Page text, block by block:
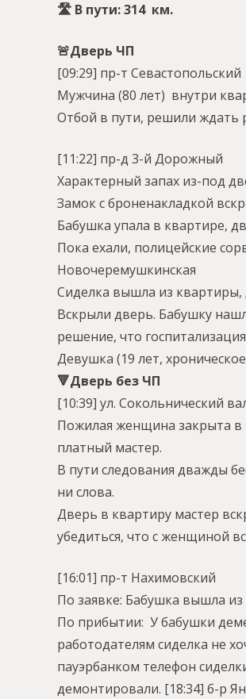
🛣 В пути: 314 км.
🚨Дверь ЧП
[09:29] пр-т Севастопольский
Мужчина (80 лет) внутри
Отбой в пути, решили ждать
[11:22] пр-д 3-й Дорожный
Характерный запах из-под
Замок с броненакладкой
Бабушка упала в квартире,
Пока ехали, полицейские
Новочеремушкинская
Сиделка вышла из квартиры,
Вскрыли дверь. Бабушку
решение, что
Девушка (19 лет,
🔻Дверь без ЧП
[10:39] ул. Сокольнический
Пожилая женщина закрыта в
платный мастер.
В пути следования дважды
ни слова.
Дверь в квартиру мастер
убедиться, что с женщиной
[16:01] пр-т Нахимовский
По заявке: Бабушка вышла
По прибытии: У бабушки
работодателям сиделка не
пауэрбанком телефон
демонтировали. [18:34] б-р